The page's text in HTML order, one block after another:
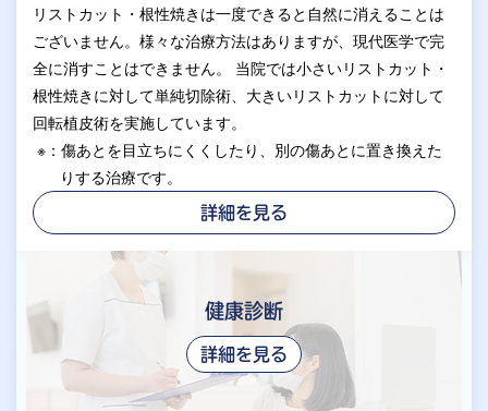
リストカット・根性焼きは一度できると自然に消えることは
ございません。様々な治療方法はありますが、現代医学で完
全に消すことはできません。 当院では小さいリストカット・
根性焼きに対して単純切除術、大きいリストカットに対して
回転植皮術を実施しています。
※：傷あとを目立ちにくくしたり、別の傷あとに置き換えた
りする治療です。
詳細を見る
健康診断
詳細を見る